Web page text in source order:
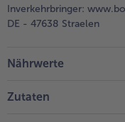
Inverkehrbringer:
DE - 47638 Straelen
Nährwerte
Zutaten